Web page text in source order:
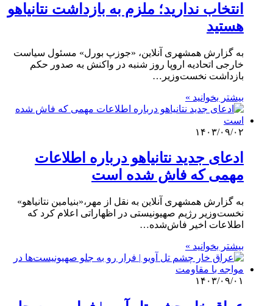
انتخاب ندارید؛ ملزم به بازداشت نتانیاهو
هستید
به گزارش همشهری آنلاین، «جوزپ بورل» مسئول سیاست
خارجی اتحادیه اروپا روز شنبه در واکنش به صدور حکم
بازداشت نخست‌وزیر…
بیشتر بخوانید »
۱۴۰۳/۰۹/۰۲
ادعای جدید نتانیاهو درباره اطلاعات
مهمی که فاش شده است
به گزارش همشهری آنلاین به نقل از مهر،«بنیامین نتانیاهو»
نخست‌وزیر رژیم صهیونیستی در اظهاراتی اعلام کرد که
اطلاعات اخیر فاش‌شده…
بیشتر بخوانید »
۱۴۰۳/۰۹/۰۱